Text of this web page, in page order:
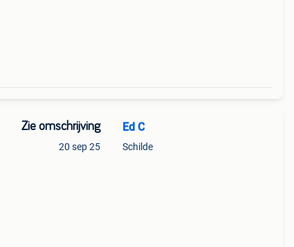
Zie omschrijving
20 sep 25
Ed C
Schilde